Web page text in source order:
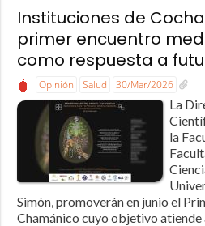
Instituciones de
primer encuentro
como respuesta a
Opinión Salud 30/Mar/2026
La
la
Simón, promoverán en junio el
Chamánico cuyo objetivo atiende